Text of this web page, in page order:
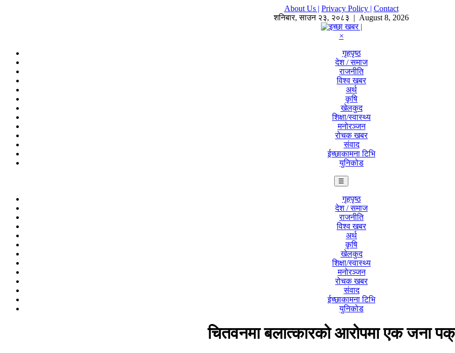
About Us | Privacy Policy | Contact
शनिबार,साउन २३, २०८३ | August 8, 2026
×
गृहपृष्ठ
देश / समाज
राजनीति
विश्व खबर
अर्थ
कृषि
खेलकुद
शिक्षा/स्वास्थ्य
मनोरञ्जन
रोचक खबर
संवाद
ईच्छाकामना टिभि
युनिकोड
☰
गृहपृष्ठ
देश / समाज
राजनीति
विश्व खबर
अर्थ
कृषि
खेलकुद
शिक्षा/स्वास्थ्य
मनोरञ्जन
रोचक खबर
संवाद
ईच्छाकामना टिभि
युनिकोड
चितवनमा बलात्कारको आरोपमा एक जना